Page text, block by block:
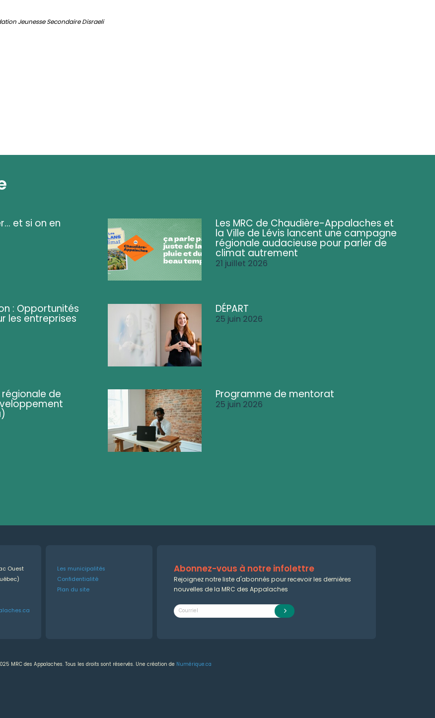
Jeunesse Secondaire Disraeli
et si on en Les MRC de Chaudière-Appalaches et
la Ville de Lévis lancent une campagne
régionale audacieuse pour parler de
climat autrement
21 juillet 2026
: Opportunités
les entreprises
DÉPART
25 juin 2026
de Programme de mentorat
25 juin 2026
Ouest
Les municipalités
Confidentialité
Plan du site
Abonnez-vous à notre infolettre
Rejoignez notre liste d'abonnés pour recevoir les dernières
nouvelles de la MRC des Appalaches
MRC des Appalaches. Tous les droits sont réservés. Une création de Numérique.ca